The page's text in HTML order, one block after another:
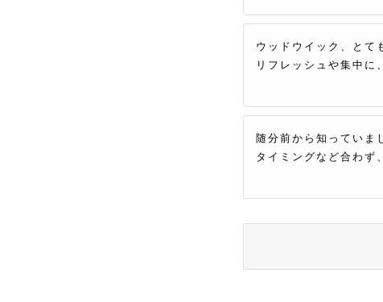
ウッドウイック、とて
リフレッシュや集中に
随分前から知っていま
タイミングなど合わず